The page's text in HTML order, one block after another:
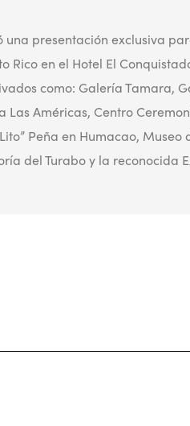
una presentación exclusiva
Rico en el Hotel El
como: Galería Tamara,
Las Américas, Centro
Peña en Humacao,
del Turabo y la reconocida